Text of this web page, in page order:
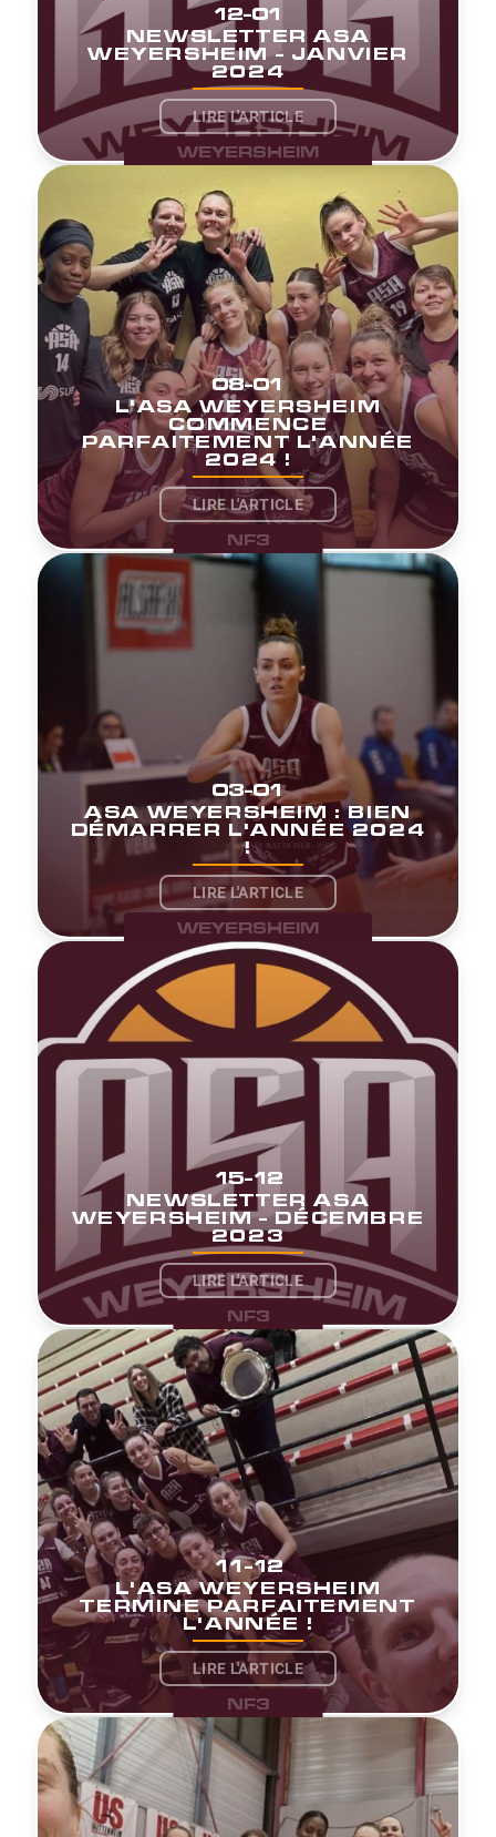
12-01
NEWSLETTER ASA
WEYERSHEIM - JANVIER
2024
LIRE L'ARTICLE
WEYERSHEIM
08-01
L'ASA WEYERSHEIM
COMMENCE
PARFAITEMENT L'ANNÉE
2024 !
LIRE L'ARTICLE
NF3
03-01
ASA WEYERSHEIM : BIEN
DÉMARRER L'ANNÉE 2024
!
LIRE L'ARTICLE
WEYERSHEIM
15-12
NEWSLETTER ASA
WEYERSHEIM - DÉCEMBRE
2023
LIRE L'ARTICLE
NF3
11-12
L'ASA WEYERSHEIM
TERMINE PARFAITEMENT
L'ANNÉE !
LIRE L'ARTICLE
NF3